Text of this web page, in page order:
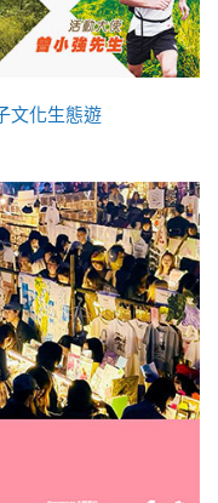
文化生態遊